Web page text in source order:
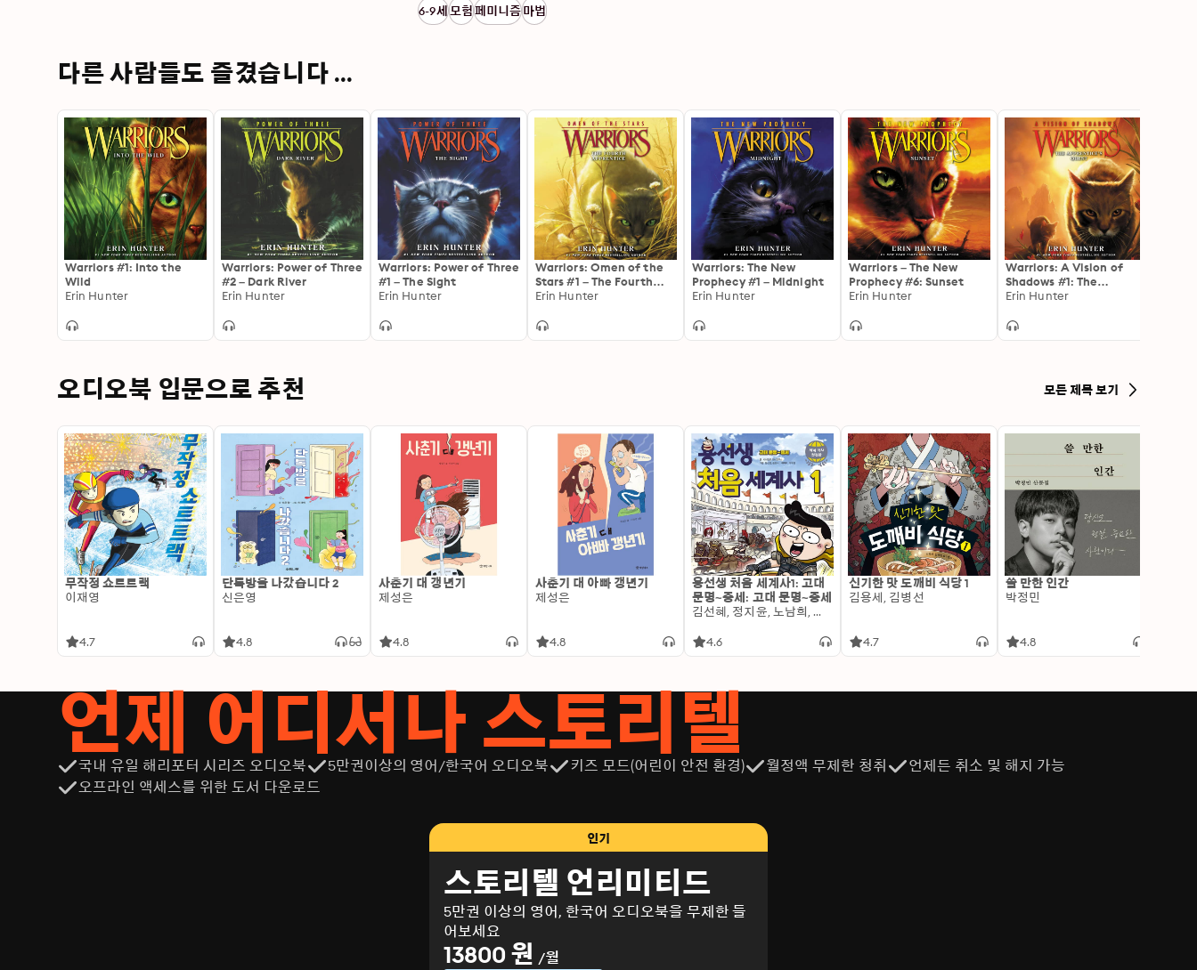
6-9세모험페미니즘마법
다른 사람들도 즐겼습니다 ...
Warriors #1: Into the
Wild
Erin Hunter
Warriors: Power of Three
#2 – Dark River
Erin Hunter
Warriors: Power of Three
#1 – The Sight
Erin Hunter
Warriors: Omen of the
Stars #1 – The Fourth
Apprentice
Erin Hunter
Warriors: The New
Prophecy #1 – Midnight
Erin Hunter
Warriors – The New
Prophecy #6: Sunset
Erin Hunter
Warriors: A Vision of
Shadows #1: The
Apprentice's Quest
Erin Hunter
오디오북 입문으로 추천 모든 제목 보기
무작정 쇼트트랙
이재영
4.7
단톡방을 나갔습니다 2
신은영
4.8
사춘기 대 갱년기
제성은
4.8
사춘기 대 아빠 갱년기
제성은
4.8
용선생 처음 세계사1: 고대
문명~중세: 고대 문명~중세
김선혜, 정지윤, 노남희, 뭉선생, 윤효식, 이우일, 김선빈, 사회평론 역사연구소
4.6
신기한 맛 도깨비 식당 1
김용세, 김병선
4.7
쓸 만한 인간
박정민
4.8
언제 어디서나 스토리텔
국내 유일 해리포터 시리즈 오디오북 5만권이상의 영어/한국어 오디오북 키즈 모드(어린이 안전 환경) 월정액 무제한 청취
언제든 취소 및 해지 가능
오프라인 액세스를 위한 도서 다운로드
인기
스토리텔 언리미티드
5만권 이상의 영어, 한국어 오디오북을 무제한 들
어보세요
13800 원 /월